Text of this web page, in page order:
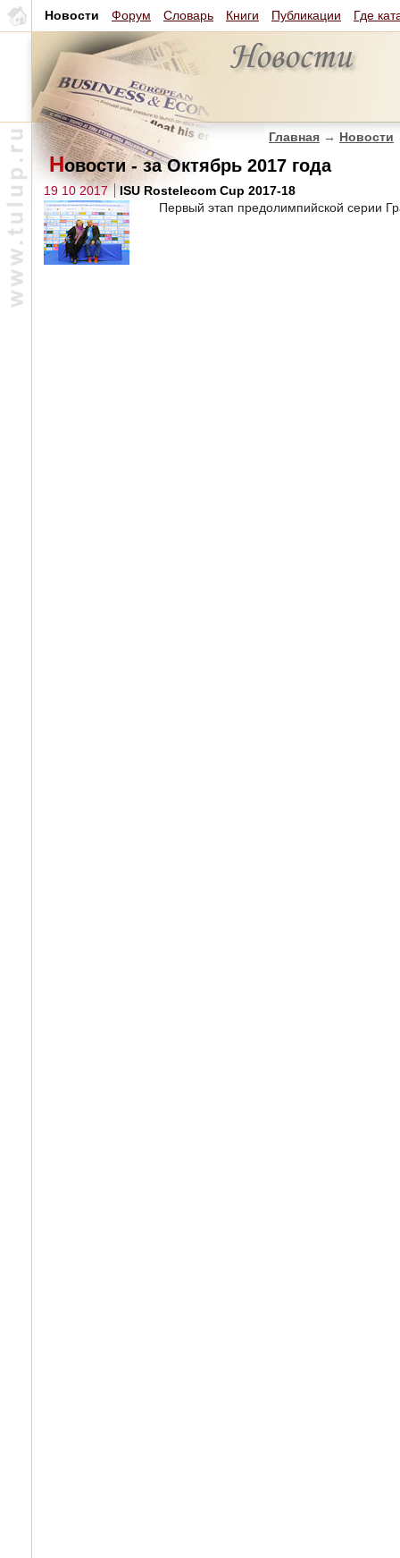
Новости Форум Словарь Книги Публикации Где
Главная → Новости
Новости - за Октябрь 2017 года
19 10 2017
ISU Rostelecom Cup 2017-18
Первый этап предолимпийской серии